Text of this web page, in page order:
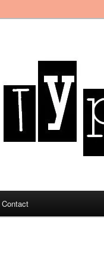
Contact